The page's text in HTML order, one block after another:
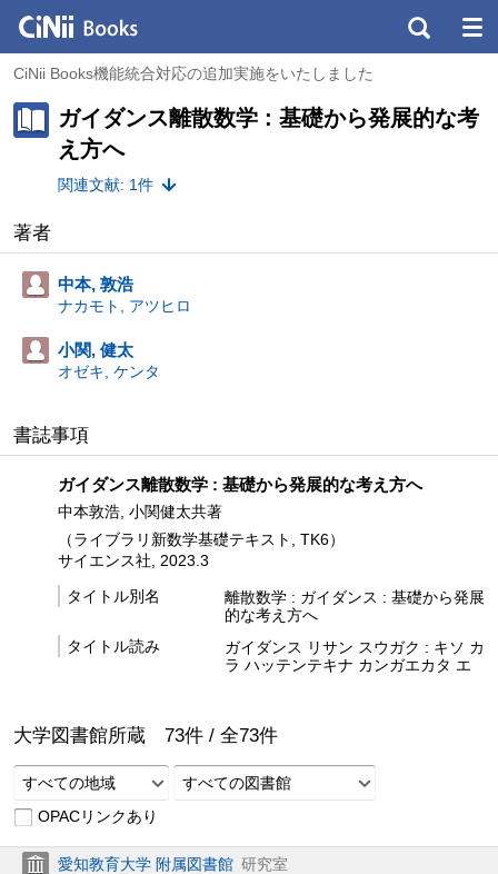
CiNii Books機能統合対応の追加実施をいたしました
ガイダンス離散数学 : 基礎から発展的な考
え方へ
関連文献: 1件
著者
中本, 敦浩
ナカモト, アツヒロ
小関, 健太
オゼキ, ケンタ
書誌事項
ガイダンス離散数学 : 基礎から発展的な考え方へ
中本敦浩, 小関健太共著
（ライブラリ新数学基礎テキスト, TK6）
サイエンス社, 2023.3
タイトル別名
離散数学 : ガイダンス : 基礎から発展
的な考え方へ
タイトル読み
ガイダンス リサン スウガク : キソ カ
ラ ハッテンテキナ カンガエカタ エ
大学図書館所蔵 73件 / 全73件
すべての地域
すべての図書館
OPACリンクあり
愛知教育大学 附属図書館 研究室